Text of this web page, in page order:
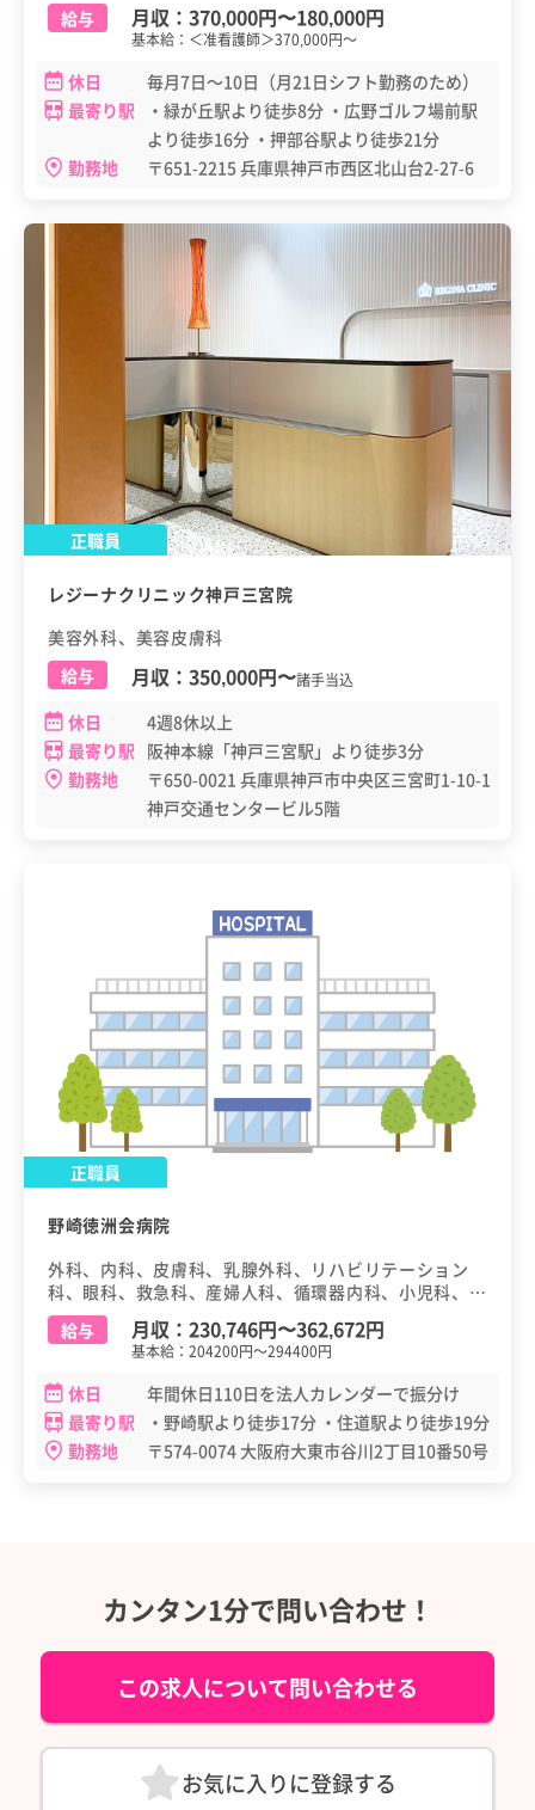
給与
月収： 370,000円〜180,000円
基本給：＜准看護師＞370,000円～
休日
毎月7日～10日（月21日シフト勤務のため）
最寄り駅
・緑が丘駅より徒歩8分 ・広野ゴルフ場前駅
より徒歩16分 ・押部谷駅より徒歩21分
勤務地
〒651-2215 兵庫県神戸市西区北山台2-27-6
正職員
レジーナクリニック神戸三宮院
美容外科、美容皮膚科
給与
月収： 350,000円〜諸手当込
休日
4週8休以上
最寄り駅 阪神本線「神戸三宮駅」より徒歩3分
勤務地
〒650-0021 兵庫県神戸市中央区三宮町1-10-1
神戸交通センタービル5階
正職員
野崎徳洲会病院
外科、内科、皮膚科、乳腺外科、リハビリテーション
科、眼科、救急科、産婦人科、循環器内科、小児科、消
化器内科、心臓血管外科、神経内科、腎臓内科、整形外
科、泌尿器科、麻酔科、呼吸器外科、その他、歯科・口
腔外科、健診（健康診断・人間ドック）
給与 月収： 230,746円〜362,672円
基本給：204200円～294400円
休日
年間休日110日を法人カレンダーで振分け
最寄り駅
・野崎駅より徒歩17分 ・住道駅より徒歩19分
勤務地
〒574-0074 大阪府大東市谷川2丁目10番50号
カンタン1分で問い合わせ！
この求人について問い合わせる
お気に入りに登録する